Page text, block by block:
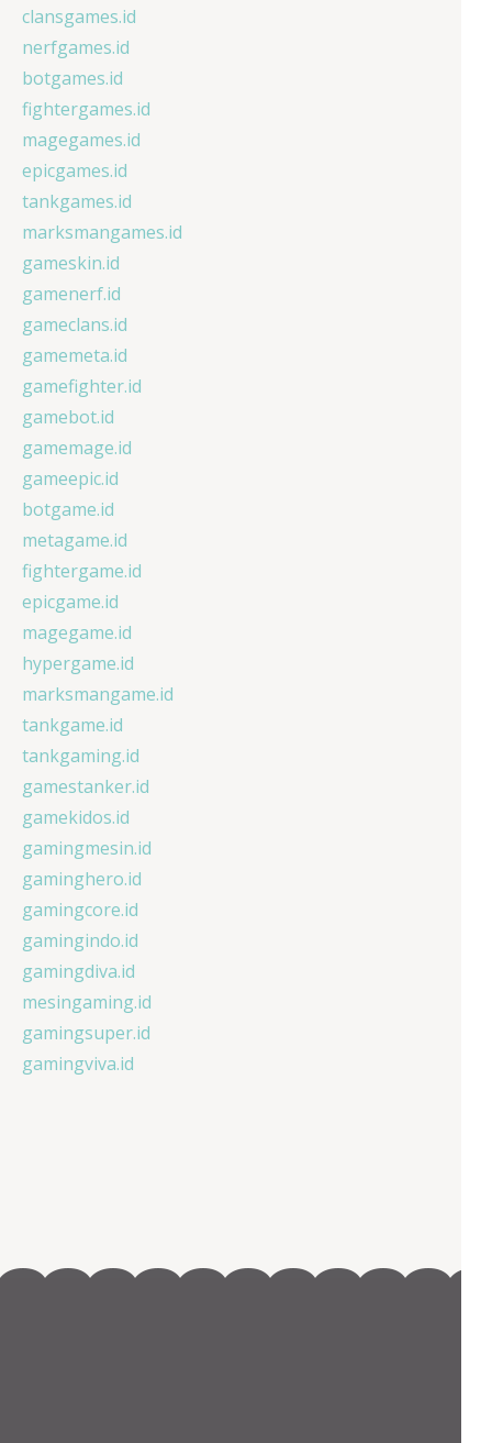
clansgames.id
nerfgames.id
botgames.id
fightergames.id
magegames.id
epicgames.id
tankgames.id
marksmangames.id
gameskin.id
gamenerf.id
gameclans.id
gamemeta.id
gamefighter.id
gamebot.id
gamemage.id
gameepic.id
botgame.id
metagame.id
fightergame.id
epicgame.id
magegame.id
hypergame.id
marksmangame.id
tankgame.id
tankgaming.id
gamestanker.id
gamekidos.id
gamingmesin.id
gaminghero.id
gamingcore.id
gamingindo.id
gamingdiva.id
mesingaming.id
gamingsuper.id
gamingviva.id